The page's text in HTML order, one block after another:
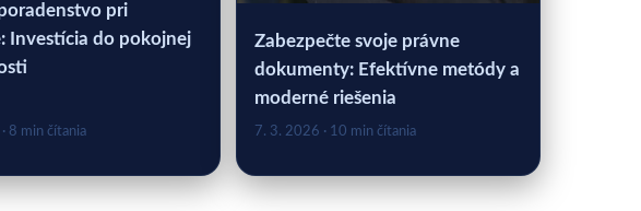
pri
Investícia do pokojnej
· 8 min čítania
Zabezpečte svoje právne
dokumenty: Efektívne metódy a
moderné riešenia
7. 3. 2026 · 10 min čítania